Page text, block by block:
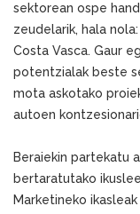
sektorean ospe
zeudelarik, hala
Costa Vasca. Gaur
potentzialak beste
mota askotako
autoen
Beraiekin partekatu
bertaratutako
Marketineko